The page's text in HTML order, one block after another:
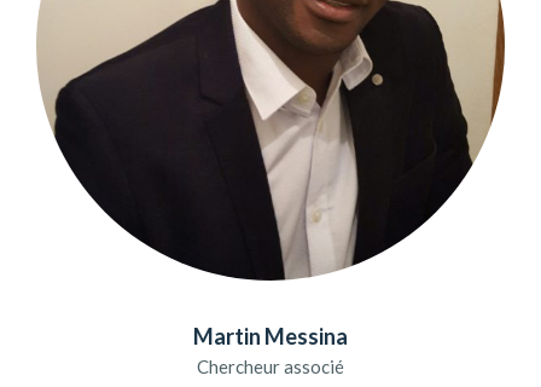
Martin Messina
Chercheur associé